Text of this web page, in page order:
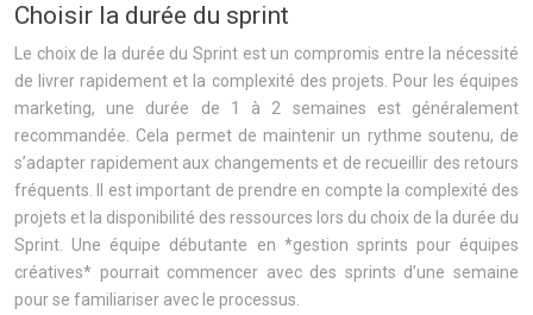
Choisir la durée du sprint
Le choix de la durée du Sprint est un compromis entre la nécessité
de livrer rapidement et la complexité des projets. Pour les équipes
marketing, une durée de 1 à 2 semaines est généralement
recommandée. Cela permet de maintenir un rythme soutenu, de
s’adapter rapidement aux changements et de recueillir des retours
fréquents. Il est important de prendre en compte la complexité des
projets et la disponibilité des ressources lors du choix de la durée du
Sprint. Une équipe débutante en *gestion sprints pour équipes
créatives* pourrait commencer avec des sprints d’une semaine
pour se familiariser avec le processus.